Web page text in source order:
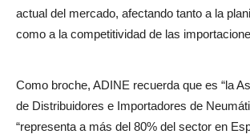
actual del mercado, afectando tanto a la
como a la competitividad de las
Como broche, ADINE recuerda que es “la
de Distribuidores e Importadores de
“representa a más del 80% del sector en